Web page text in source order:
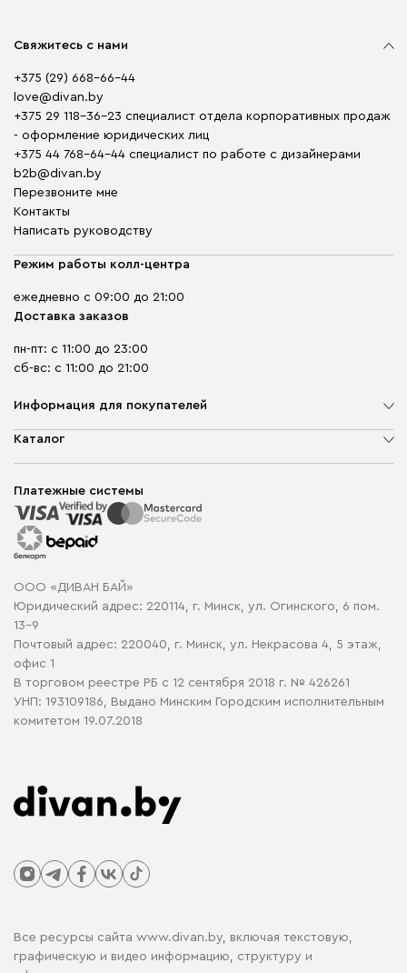
Свяжитесь с нами
+375 (29) 668-66-44
love@divan.by
+375 29 118-36-23 специалист отдела корпоративных продаж
- оформление юридических лиц
+375 44 768-64-44 специалист по работе с дизайнерами
b2b@divan.by
Перезвоните мне
Контакты
Написать руководству
Режим работы колл-центра
ежедневно с 09:00 до 21:00
Доставка заказов
пн-пт: с 11:00 до 23:00
сб-вс: с 11:00 до 21:00
Информация для покупателей
О компании
Способы оплаты
Рассрочка и кредит
Гарантия
Карта сайта
Политика конфиденциальности
Политика в отношении обработки cookie
Каталог
Корпусная мебель
Распродажа мебели
Платежные системы
ООО «ДИВАН БАЙ»
Юридический адрес: 220114, г. Минск, ул. Огинского, 6 пом.
13-9
Почтовый адрес: 220040, г. Минск, ул. Некрасова 4, 5 этаж,
офис 1
В торговом реестре РБ с 12 сентября 2018 г. № 426261
УНП: 193109186, Выдано Минским Городским исполнительным
комитетом 19.07.2018
Все ресурсы сайта www.divan.by, включая текстовую,
графическую и видео информацию, структуру и